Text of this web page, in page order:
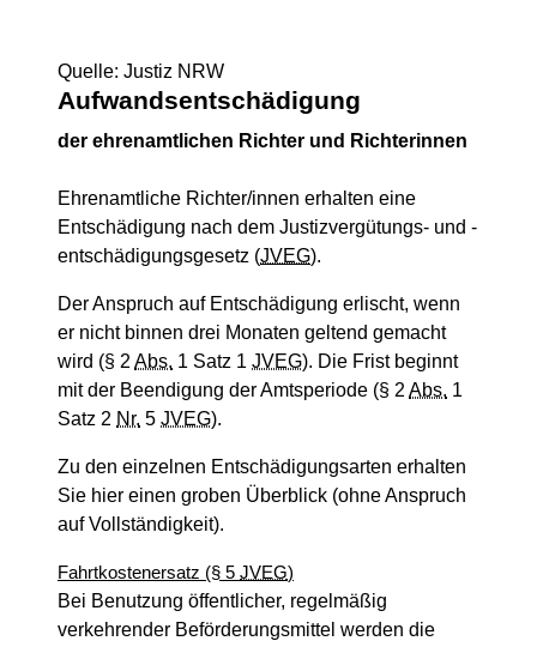
Quelle: Justiz NRW
Aufwandsentschädigung
der ehrenamtlichen Richter und Richterinnen
Ehrenamtliche Richter/innen erhalten eine
Entschädigung nach dem Justizvergütungs- und -
entschädigungsgesetz (JVEG).
Der Anspruch auf Entschädigung erlischt, wenn
er nicht binnen drei Monaten geltend gemacht
wird (§ 2 Abs. 1 Satz 1 JVEG). Die Frist beginnt
mit der Beendigung der Amtsperiode (§ 2 Abs. 1
Satz 2 Nr. 5 JVEG).
Zu den einzelnen Entschädigungsarten erhalten
Sie hier einen groben Überblick (ohne Anspruch
auf Vollständigkeit).
Fahrtkostenersatz (§ 5 JVEG)
Bei Benutzung öffentlicher, regelmäßig
verkehrender Beförderungsmittel werden die